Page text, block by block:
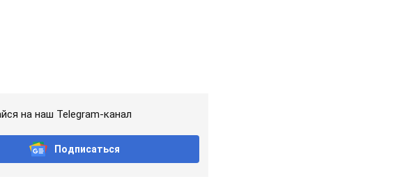
на наш Telegram-канал
Подписаться